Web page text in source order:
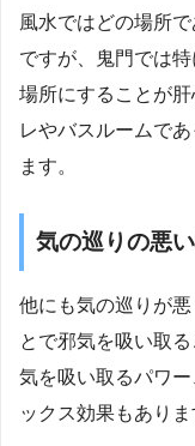
風水ではどの場所
ですが、鬼門では
場所にすることが
レやバスルームで
ます。
気の巡りの悪
他にも気の巡りが
とで邪気を吸い取
気を吸い取るパワ
ックス効果もありま